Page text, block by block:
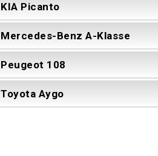
KIA Picanto
Mercedes-Benz A-Klasse
Peugeot 108
Toyota Aygo